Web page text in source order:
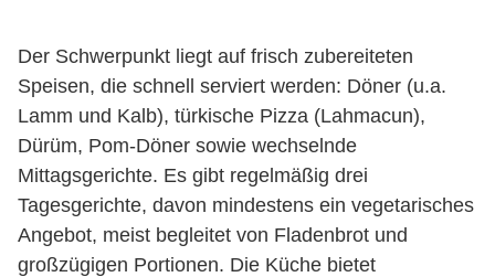
Der Schwerpunkt liegt auf frisch zubereiteten
Speisen, die schnell serviert werden: Döner (u.a.
Lamm und Kalb), türkische Pizza (Lahmacun),
Dürüm, Pom-Döner sowie wechselnde
Mittagsgerichte. Es gibt regelmäßig drei
Tagesgerichte, davon mindestens ein vegetarisches
Angebot, meist begleitet von Fladenbrot und
großzügigen Portionen. Die Küche bietet